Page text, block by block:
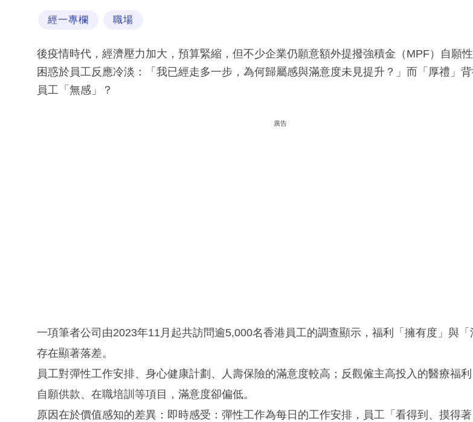
經一專欄 職場
後疫情時代，經濟壓力加大，預算緊縮，但不少企業仍願意額外提撥強積金（MPF）自願
困惑於員工反應冷淡：「我已經走多一步，為何歸屬感與滿意度未見提升？」而「厚禮」
員工「無感」？
廣告
一項筆者公司由2023年11月起共訪問逾5,000名香港員工的調查顯示，福利「擁有度」與「
存在顯著落差。
員工對彈性工作安排、身心健康計劃、人壽保險的滿意度較高；反觀僱主高投入的醫療福
自願供款、在職培訓等項目，滿意度卻偏低。
原因在於價值感知的差異：即時感受：彈性工作為每日的工作安排，員工「看得到、摸得